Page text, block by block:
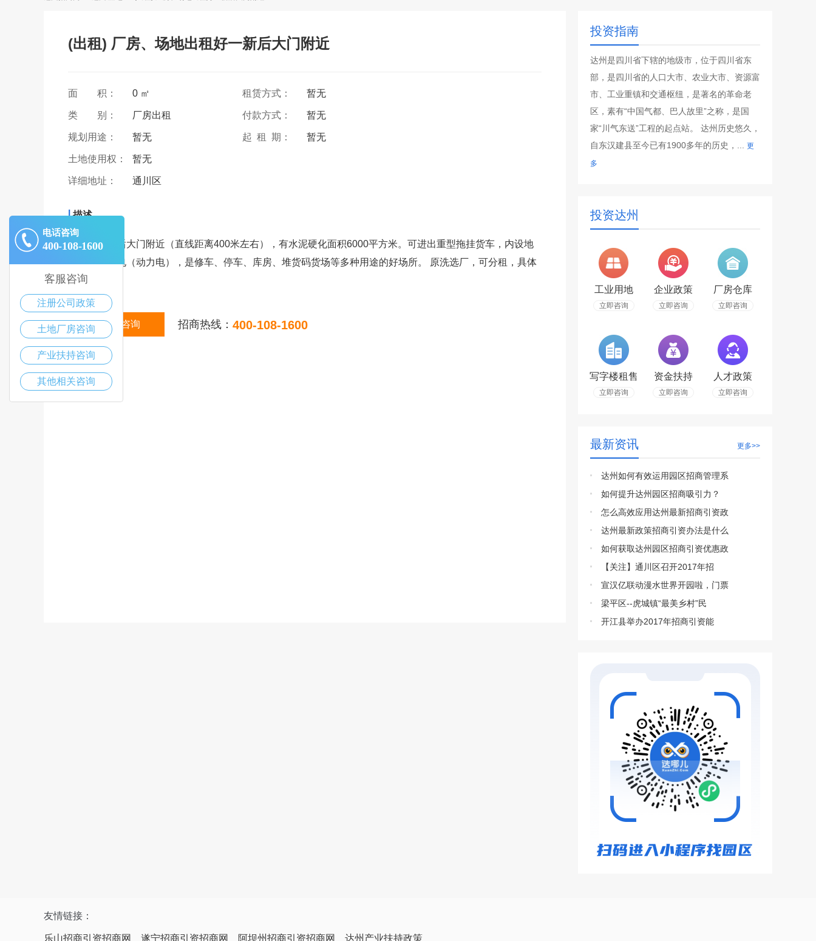
(出租) 厂房、场地出租好一新后大门附近
面 积： 0 ㎡ 租赁方式： 暂无
类 别： 厂房出租 付款方式： 暂无
规划用途： 暂无 起 租 期： 暂无
土地使用权： 暂无
详细地址： 通川区
| 描述
位于好一新后大门附近（直线距离400米左右），有水泥硬化面积6000平方米。可进出重型拖挂货车，内设地
磅。通水通电（动力电），是修车、停车、库房、堆货码货场等多种用途的好场所。 原洗选厂，可分租，具体
价格面议。​
在线咨询 招商热线： 400-108-1600
投资指南
达州是四川省下辖的地级市，位于四川省东
部，是四川省的人口大市、农业大市、资源富
市、工业重镇和交通枢纽，是著名的革命老
区，素有“中国气都、巴人故里”之称，是国
家“川气东送”工程的起点站。 达州历史悠久，
自东汉建县至今已有1900多年的历史，... 更
多
投资达州
工业用地
立即咨询
企业政策
立即咨询
厂房仓库
立即咨询
写字楼租售
立即咨询
资金扶持
立即咨询
人才政策
立即咨询
最新资讯 更多>>
达州如何有效运用园区招商管理系
如何提升达州园区招商吸引力？
怎么高效应用达州最新招商引资政
达州最新政策招商引资办法是什么
如何获取达州园区招商引资优惠政
【关注】通川区召开2017年招
宣汉亿联动漫水世界开园啦，门票
梁平区--虎城镇“最美乡村”民
开江县举办2017年招商引资能
友情链接：
乐山招商引资招商网 遂宁招商引资招商网 阿坝州招商引资招商网 达州产业扶持政策
电话咨询
400-108-1600
客服咨询
注册公司政策
土地厂房咨询
产业扶持咨询
其他相关咨询